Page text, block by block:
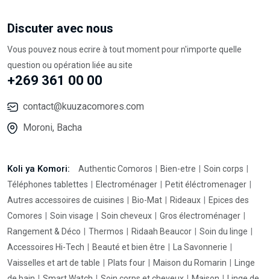
Discuter avec nous
Vous pouvez nous ecrire à tout moment pour n'importe quelle
question ou opération liée au site
+269 361 00 00
contact@kuuzacomores.com
Moroni, Bacha
Koli ya Komori: Authentic Comoros Bien-etre
Soin corps
Téléphones tablettes
Electroménager
Petit éléctromenager
Autres accessoires de cuisines
Bio-Mat Rideaux
Epices des
Comores
Soin visage Soin cheveux
Gros électroménager
Rangement & Déco
Thermos Ridaah Beaucor
Soin du linge
Accessoires Hi-Tech
Beauté et bien être
La Savonnerie
Vaisselles et art de table
Plats four Maison du Romarin
Linge